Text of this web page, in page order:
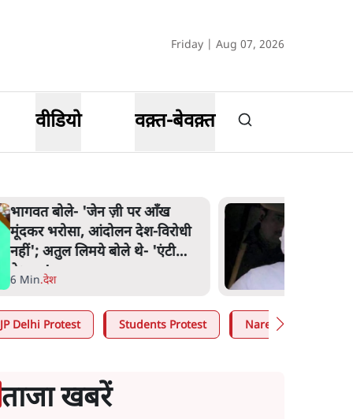
Friday | Aug 07, 2026
वीडियो वक़्त-बेवक़्त
भागवत बोले- 'जेन ज़ी पर आँख
मूंदकर भरोसा, आंदोलन देश-विरोधी
नहीं'; अतुल लिमये बोले थे- 'एंटी
नेशनल'
6 Min.देश
Delhi Protest Students Protest Narendra Modi
ताजा खबरें